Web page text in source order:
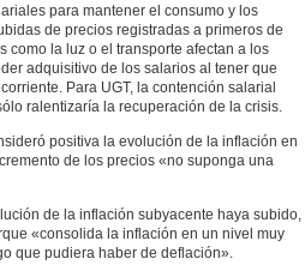
para mantener el consumo y los
de precios registradas a primeros de
como la luz o el transporte afectan a los
adquisitivo de los salarios al tener que
Para UGT, la contención salarial
ralentizaría la recuperación de la crisis.
positiva la evolución de la inflación en
de los precios «no suponga una
de la inflación subyacente haya subido,
«consolida la inflación en un nivel muy
que pudiera haber de deflación».